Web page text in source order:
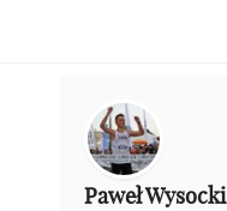
Paweł Wysocki